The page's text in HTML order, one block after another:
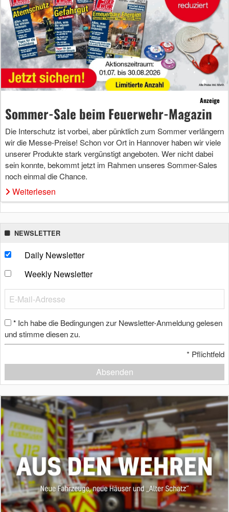
Anzeige
Sommer-Sale beim Feuerwehr-Magazin
Die Interschutz ist vorbei, aber pünktlich zum Sommer verlängern
wir die Messe-Preise! Schon vor Ort in Hannover haben wir viele
unserer Produkte stark vergünstigt angeboten. Wer nicht dabei
sein konnte, bekommt jetzt im Rahmen unseres Sommer-Sales
noch einmal die Chance.
Weiterlesen
NEWSLETTER
Daily Newsletter
Weekly Newsletter
* Ich habe die Bedingungen zur Newsletter-Anmeldung gelesen
und stimme diesen zu.
* Pflichtfeld
Absenden